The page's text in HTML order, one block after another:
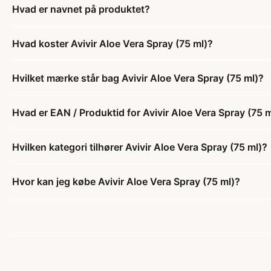
Hvad er navnet på produktet?
Hvad koster Avivir Aloe Vera Spray (75 ml)?
Hvilket mærke står bag Avivir Aloe Vera Spray (75 ml)?
Hvad er EAN / Produktid for Avivir Aloe Vera Spray (75
Hvilken kategori tilhører Avivir Aloe Vera Spray (75 ml)?
Hvor kan jeg købe Avivir Aloe Vera Spray (75 ml)?